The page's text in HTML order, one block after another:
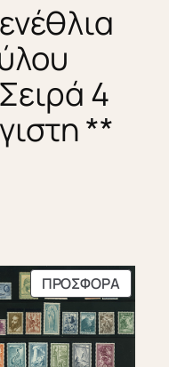
4
**
ΠΡΟΣΦΟΡΆ
ΣΕ